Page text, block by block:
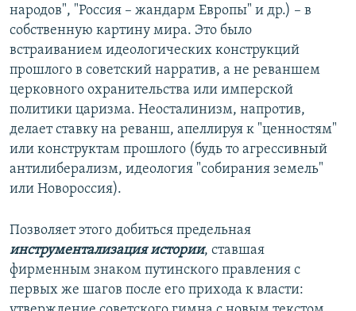
народов", "Россия – жандарм Европы" и др.) – в
собственную картину мира. Это было
встраиванием идеологических конструкций
прошлого в советский нарратив, а не реваншем
церковного охранительства или имперской
политики царизма. Неосталинизм, напротив,
делает ставку на реванш, апеллируя к "ценностям"
или конструктам прошлого (будь то агрессивный
антилиберализм, идеология "собирания земель"
или Новороссия).
Позволяет этого добиться предельная
инструментализация истории, ставшая
фирменным знаком путинского правления с
первых же шагов после его прихода к власти: